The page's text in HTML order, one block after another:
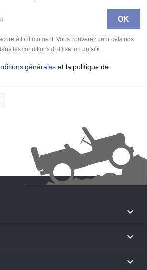
à tout moment. Vous trouverez pour cela nos
les conditions d'utilisation du site.
générales et la politique de


